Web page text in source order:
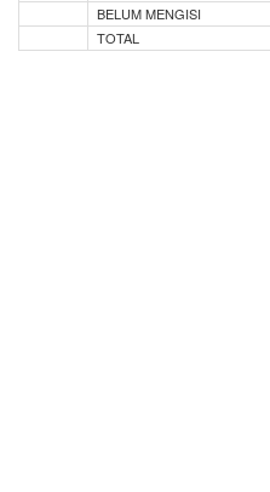
BELUM MENGISI
TOTAL